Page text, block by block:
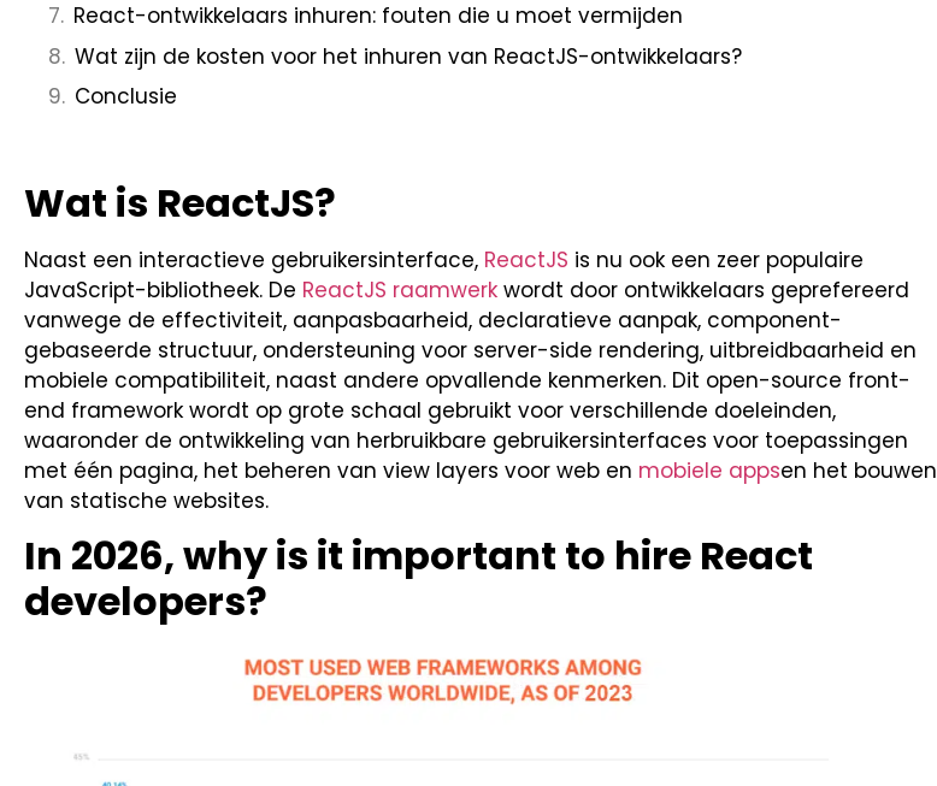
React-ontwikkelaars inhuren: fouten die u moet vermijden
Wat zijn de kosten voor het inhuren van ReactJS-ontwikkelaars?
Conclusie
Wat is ReactJS?
Naast een interactieve gebruikersinterface, ReactJS is nu ook een zeer populaire
JavaScript-bibliotheek. De ReactJS raamwerk wordt door ontwikkelaars geprefereerd
vanwege de effectiviteit, aanpasbaarheid, declaratieve aanpak, component-
gebaseerde structuur, ondersteuning voor server-side rendering, uitbreidbaarheid en
mobiele compatibiliteit, naast andere opvallende kenmerken. Dit open-source front-
end framework wordt op grote schaal gebruikt voor verschillende doeleinden,
waaronder de ontwikkeling van herbruikbare gebruikersinterfaces voor toepassingen
met één pagina, het beheren van view layers voor web en mobiele appsen het bouwen
van statische websites.
In 2026, why is it important to hire React
developers?